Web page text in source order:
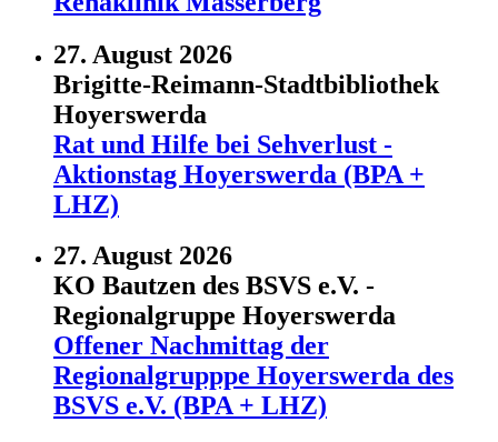
27. August 2026
Brigitte-Reimann-Stadtbibliothek
Hoyerswerda
Rat und Hilfe bei Sehverlust -
Aktionstag Hoyerswerda (BPA +
LHZ)
27. August 2026
KO Bautzen des BSVS e.V. -
Regionalgruppe Hoyerswerda
Offener Nachmittag der
Regionalgrupppe Hoyerswerda des
BSVS e.V. (BPA + LHZ)